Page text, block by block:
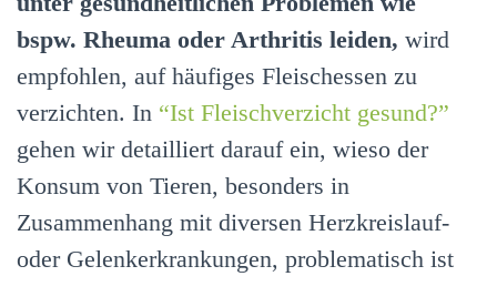
bspw. Rheuma oder Arthritis leiden, wird
empfohlen, auf häufiges Fleischessen zu
verzichten. In “Ist Fleischverzicht gesund?”
gehen wir detailliert darauf ein, wieso der
Konsum von Tieren, besonders in
Zusammenhang mit diversen Herzkreislauf-
oder Gelenkerkrankungen, problematisch ist